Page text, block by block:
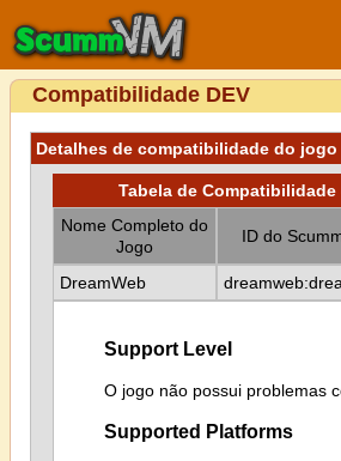
Compatibilidade DEV
Detalhes de compatibilidade do jogo
Tabela de
Nome Completo do
Jogo
ID do
DreamWeb
Support Level
O jogo não possui problemas
Supported Platforms